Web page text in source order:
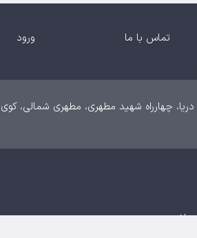
تماس با ما ورود
دریا، چهارراه شهید مطهری، مطهری شمالی، کوی